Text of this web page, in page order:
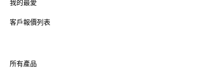
我的最愛
客戶報價列表
所有產品